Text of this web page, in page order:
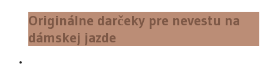
Originálne darčeky pre nevestu na
dámskej jazde